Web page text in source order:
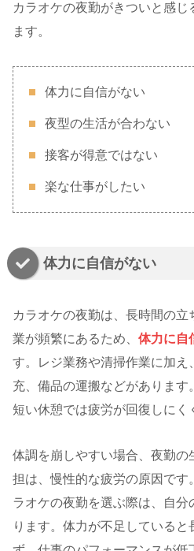
カラオケの夜勤がきついと感じ
ます。
体力に自信がない
夜型の生活が合わない
接客が得意ではない
楽な仕事がしたい
体力に自信がない
カラオケの夜勤は、長時間の
業が頻繁にあるため、 体力に自
す。レジ業務や清掃作業に加え
充、備品の運搬などがあります
短い休憩では疲労が回復しにく
体調を崩しやすい場合、夜勤の
担は、慢性的な疲労の原因です
ラオケの夜勤を選ぶ際は、自
ります。体力が不足している